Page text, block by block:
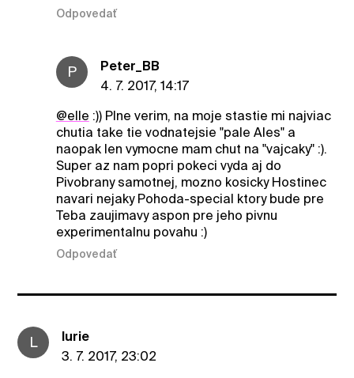
Odpovedať
P
Peter_BB
4. 7. 2017, 14:17
@elle :)) Plne verim, na moje stastie mi najviac
chutia take tie vodnatejsie "pale Ales" a
naopak len vymocne mam chut na "vajcaky" :).
Super az nam popri pokeci vyda aj do
Pivobrany samotnej, mozno kosicky Hostinec
navari nejaky Pohoda-special ktory bude pre
Teba zaujimavy aspon pre jeho pivnu
experimentalnu povahu :)
Odpovedať
L
lurie
3. 7. 2017, 23:02